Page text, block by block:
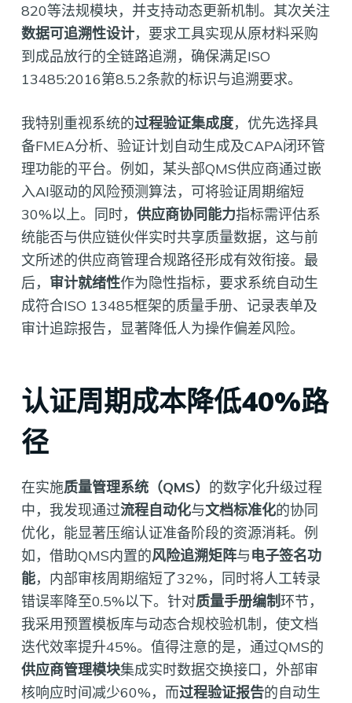
820等法规模块，并支持动态更新机制。其次关注
数据可追溯性设计，要求工具实现从原材料采购
到成品放行的全链路追溯，确保满足ISO
13485:2016第8.5.2条款的标识与追溯要求。
我特别重视系统的过程验证集成度，优先选择具
备FMEA分析、验证计划自动生成及CAPA闭环管
理功能的平台。例如，某头部QMS供应商通过嵌
入AI驱动的风险预测算法，可将验证周期缩短
30%以上。同时， 供应商协同能力指标需评估系
统能否与供应链伙伴实时共享质量数据，这与前
文所述的供应商管理合规路径形成有效衔接。最
后， 审计就绪性作为隐性指标，要求系统自动生
成符合ISO 13485框架的质量手册、记录表单及
审计追踪报告，显著降低人为操作偏差风险。
认证周期成本降低40%路
径
在实施质量管理系统（QMS） 的数字化升级过程
中，我发现通过流程自动化与文档标准化的协同
优化，能显著压缩认证准备阶段的资源消耗。例
如，借助QMS内置的风险追溯矩阵与电子签名功
能，内部审核周期缩短了32%，同时将人工转录
错误率降至0.5%以下。针对质量手册编制环节，
我采用预置模板库与动态合规校验机制，使文档
迭代效率提升45%。值得注意的是，通过QMS的
供应商管理模块集成实时数据交换接口，外部审
核响应时间减少60%，而过程验证报告的自动生